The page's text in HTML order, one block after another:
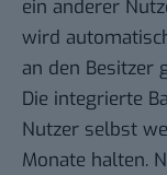
ein anderer
wird
an den Besitzer
Die integrierte
Nutzer selbst
Monate halten.